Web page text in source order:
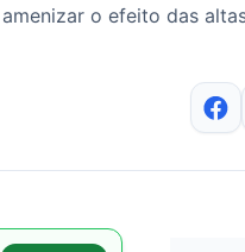
o efeito das